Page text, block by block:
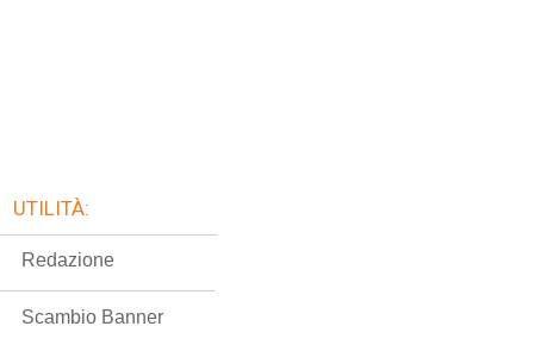
UTILITÀ:
Redazione
Scambio Banner